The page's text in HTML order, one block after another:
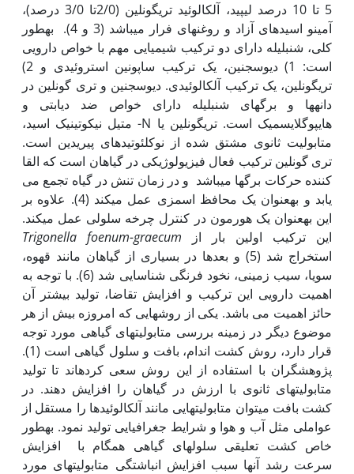
5 تا 10 درصد لیپید، آلکالوئید تری‏گونلین (2/0تا 3/0 درصد)،
آمینو اسیدهای آزاد و روغن‏های فرار می‏باشد (3 و 4). به‏طور
کلی، شنبلیله دارای دو ترکیب شیمیایی مهم با خواص دارویی
است: 1) دیوسجنین، یک ترکیب ساپونین استروئیدی و 2)
تری‏گونلین، یک ترکیب آلکالوئیدی. دیوسجنین و تری گونلین در
دانه‏ها و برگ‏های شنبلیله دارای خواص ضد دیابتی و
هایپوگلایسمیک است. تری‏گونلین یا N- متیل نیکوتینیک اسید،
متابولیت ثانوی مشتق شده از نوکلئوتیدهای پیریدین است.
تری گونلین ترکیب فعال فیزیولوژیکی در گیاهان است که القا
کننده حرکات برگ‏ها می‏باشد و در زمان تنش در گیاه تجمع می
یابد و به‏عنوان یک محافظ اسمزی عمل می‏کند (4). علاوه بر
این به‏عنوان یک هورمون در کنترل چرخه سلولی عمل می‏کند.
این ترکیب اولین بار از Trigonella foenum-graecum
استخراج شد (5) و بعدها در بسیاری از گیاهان مانند قهوه،
سویا، سیب زمینی، نخود فرنگی شناسایی شد (6). با توجه به
اهمیت دارویی این ترکیب و افزایش تقاضا، تولید بیشتر آن
حائز اهمیت می باشد. یکی از روش­هایی که امروزه بیش از هر
موضوع دیگر در زمینه بررسی متابولیت‏های گیاهی مورد توجه
قرار دارد، روش کشت اندام، بافت و سلول گیاهی است (1).
پژوهش‏گران با استفاده از این روش سعی کرده‏اند تا تولید
متابولیت‏های ثانوی با ارزش در گیاهان را افزایش دهند. در
کشت بافت می‏توان متابولیت‏هایی مانند آلکالوئید‏ها را مستقل از
عواملی مثل آب و هوا و شرایط جغرافیایی تولید نمود. به‏طور
خاص کشت تعلیقی سلول­های گیاهی هم‏گام با افزایش
سرعت رشد آن‏ها سبب افزایش انباشتگی متابولیت‏های مورد